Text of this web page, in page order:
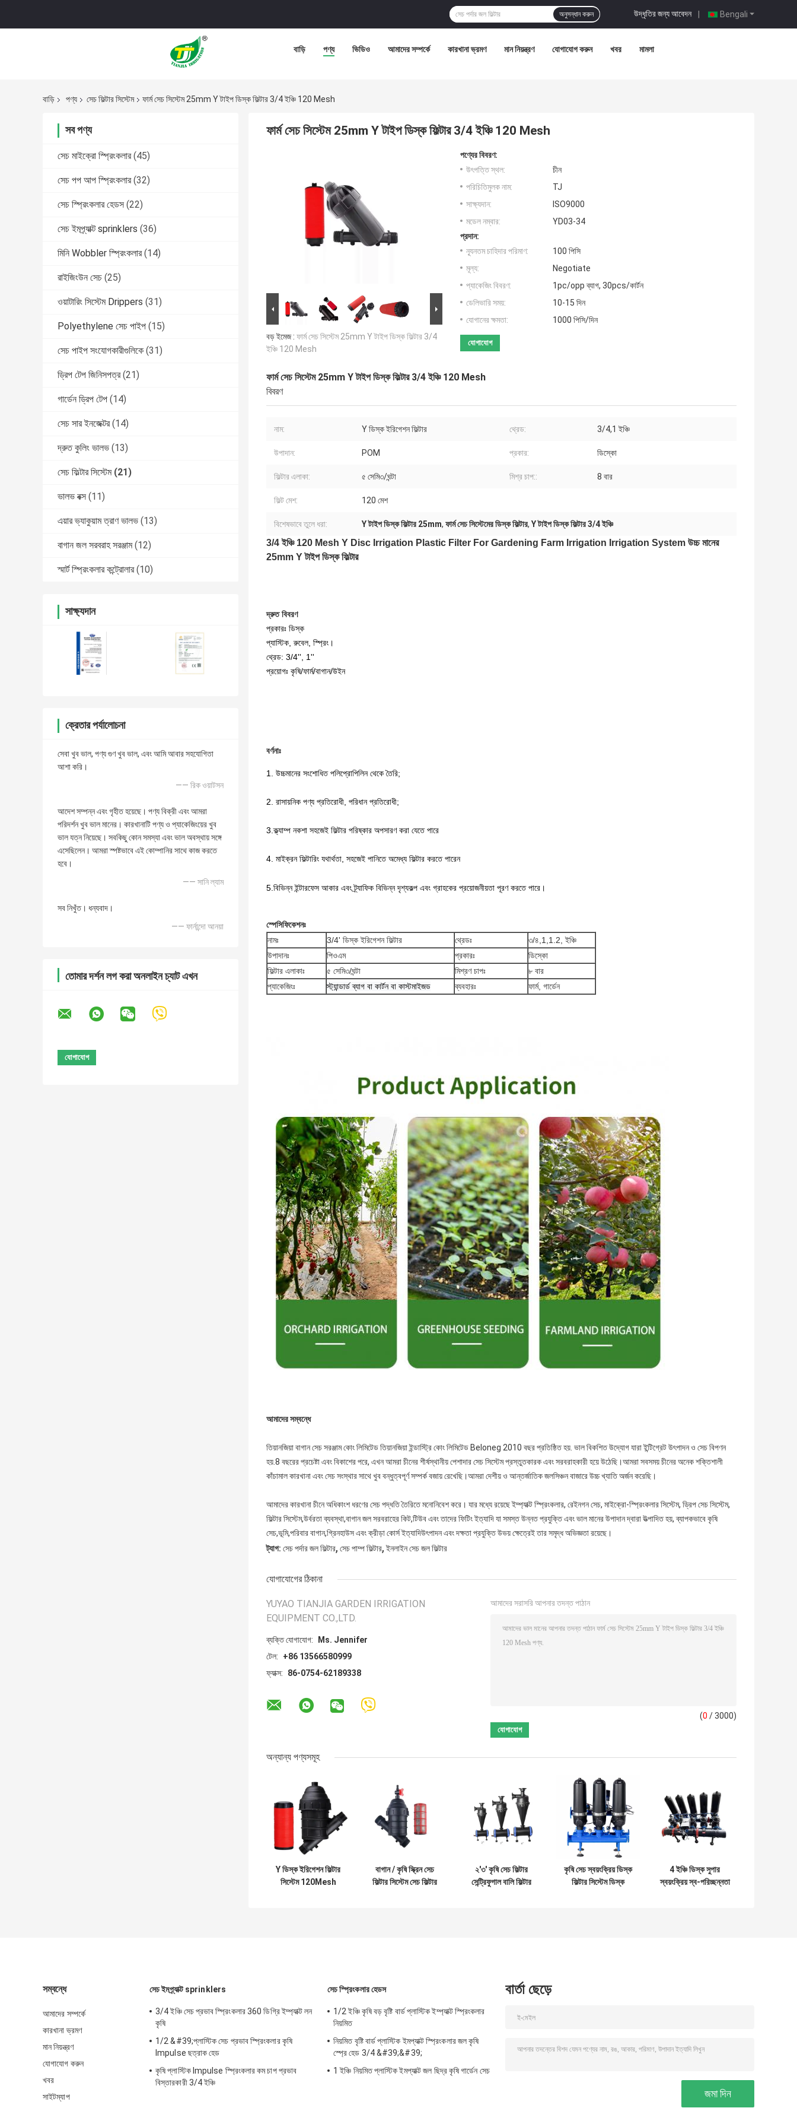
Bengali
উদ্ধৃতির জন্য আবেদন |
অনুসন্ধান করুন
বাড়ি পণ্য ভিডিও আমাদের সম্পর্কে কারখানা ভ্রমণ মান নিয়ন্ত্রণ যোগাযোগ করুন খবর মামলা
বাড়ি পণ্য সেচ ফিল্টার সিস্টেম ফার্ম সেচ সিস্টেম 25mm Y টাইপ ডিস্ক ফিল্টার 3/4 ইঞ্চি 120 Mesh
সব পণ্য
সেচ মাইক্রো স্প্রিংকলার (45)
সেচ পপ আপ স্প্রিংকলার (32)
সেচ স্প্রিংকলার হেডস (22)
সেচ ইমপ্র্যাক্ট sprinklers (36)
মিনি Wobbler স্প্রিংকলার (14)
রাইজিংউন সেচ (25)
ওয়াটারিং সিস্টেম Drippers (31)
Polyethylene সেচ পাইপ (15)
সেচ পাইপ সংযোগকারীগুলিকে (31)
ড্রিপ টেপ জিনিসপত্র (21)
গার্ডেন ড্রিপ টেপ (14)
সেচ সার ইনজেক্টর (14)
দ্রুত কুলিং ভালভ (13)
সেচ ফিল্টার সিস্টেম (21)
ভালভ বক্স (11)
এয়ার ভ্যাকুয়াম ত্রাণ ভালভ (13)
বাগান জল সরবরাহ সরঞ্জাম (12)
স্মার্ট স্প্রিংকলার কন্ট্রোলার (10)
সাক্ষ্যদান
ক্রেতার পর্যালোচনা
সেবা খুব ভাল, পণ্য গুণ খুব ভাল, এবং আমি আবার সহযোগিতা
আশা করি।
—— রিক ওয়াটসন
আদেশ সম্পন্ন এবং গৃহীত হয়েছে। পণ্য বিক্রী এবং আমরা
পরিদর্শন খুব ভাল মানের। কারখানাটি পণ্য ও প্যাকেজিংয়ের খুব
ভাল যত্ন নিয়েছে। সবকিছু কোন সমস্যা এবং ভাল অবস্থায় সঙ্গে
এসেছিলেন। আমরা স্পষ্টভাবে এই কোম্পানির সাথে কাজ করতে
হবে।
—— সানি ল্যাম
সব নিখুঁত। ধন্যবাদ।
—— ফার্নান্দো আনয়া
তোমার দর্শন লগ করা অনলাইন চ্যাট এখন
ফার্ম সেচ সিস্টেম 25mm Y টাইপ ডিস্ক ফিল্টার 3/4 ইঞ্চি 120 Mesh
বড় ইমেজ : ফার্ম সেচ সিস্টেম 25mm Y টাইপ ডিস্ক ফিল্টার 3/4
ইঞ্চি 120 Mesh
পণ্যের বিবরণ:
উৎপত্তি স্থল:
চীন
পরিচিতিমুলক নাম:
TJ
সাক্ষ্যদান:
ISO9000
মডেল নম্বার:
YD03-34
প্রদান:
ন্যূনতম চাহিদার পরিমাণ:
100 পিসি
মূল্য:
Negotiate
প্যাকেজিং বিবরণ:
1pc/opp ব্যাগ, 30pcs/কার্টন
ডেলিভারি সময়:
10-15 দিন
যোগানের ক্ষমতা:
1000 পিসি/দিন
যোগাযোগ
ফার্ম সেচ সিস্টেম 25mm Y টাইপ ডিস্ক ফিল্টার 3/4 ইঞ্চি 120 Mesh
বিবরণ
নাম: Y ডিস্ক ইরিগেশন ফিল্টার থ্রেড: 3/4,1 ইঞ্চি
উপাদান: POM প্রকার: ডিস্কো
ফিল্টার এলাকা: ৫ সেমি৩/ঘন্টা মিশ্র চাপ:: 8 বার
ফিল্ট মেশ: 120 মেশ
বিশেষভাবে তুলে ধরা: Y টাইপ ডিস্ক ফিল্টার 25mm, ফার্ম সেচ সিস্টেমের ডিস্ক ফিল্টার, Y টাইপ ডিস্ক ফিল্টার 3/4 ইঞ্চি
3/4 ইঞ্চি 120 Mesh Y Disc Irrigation Plastic Filter For Gardening Farm Irrigation Irrigation System উচ্চ মানের
25mm Y টাইপ ডিস্ক ফিল্টার
দ্রুত বিবরণ
প্রকারঃ ডিস্ক
প্যাস্টিক, রুবেল, স্প্রিং।
থ্রেড: 3/4'', 1''
প্রয়োগঃ কৃষি/ফার্ম/বাগান/উইন
বর্ণনাঃ
1. উচ্চমানের সংশোধিত পলিপ্রোপিলিন থেকে তৈরি;
2. রাসায়নিক পণ্য প্রতিরোধী, পরিধান প্রতিরোধী;
3.ক্ল্যাম্প নকশা সহজেই ফিল্টার পরিষ্কার অপসারণ করা যেতে পারে
4. মাইক্রন ফিল্টারিং যথার্থতা, সহজেই পানিতে অমেধ্য ফিল্টার করতে পারেন
5.বিভিন্ন ইন্টারফেস আকার এবং ট্র্যাফিক বিভিন্ন দৃশ্যকল্প এবং গ্রাহকের প্রয়োজনীয়তা পূরণ করতে পারে।
স্পেসিফিকেশনঃ
নামঃ
3/4' ডিস্ক ইরিগেশন ফিল্টার থ্রেডঃ
৩/৪,1,1.2, ইঞ্চি
উপাদানঃ
পিওএম প্রকারঃ
ডিস্কো
ফিল্টার এলাকাঃ
৫ সেমি৩/ঘন্টা মিশ্রণ চাপঃ
৮ বার
প্যাকেজিংঃ
স্ট্যান্ডার্ড ব্যাগ বা কার্টন বা কাস্টমাইজড ব্যবহারঃ ফার্ম, গার্ডেন
আমাদের সম্বন্ধে
তিয়ানজিয়া বাগান সেচ সরঞ্জাম কোং লিমিটেড তিয়ানজিয়া ইন্ডাস্ট্রি কোং লিমিটেড Beloneg 2010 বছর প্রতিষ্ঠিত হয়. ভাল বিকশিত উদ্যোগ যারা ইন্টিগ্রেট উৎপাদন ও সেচ বিপণন
হয়.8 বছরের প্রচেষ্টা এবং বিকাশের পরে, এখন আমরা চীনের শীর্ষস্থানীয় পেশাদার সেচ সিস্টেম প্রস্তুতকারক এবং সরবরাহকারী হয়ে উঠেছি।আমরা সবসময় চীনের অনেক শক্তিশালী
কাঁচামাল কারখানা এবং সেচ সংস্থার সাথে খুব বন্ধুত্বপূর্ণ সম্পর্ক বজায় রেখেছি।আমরা দেশীয় ও আন্তর্জাতিক জলসিঞ্চন বাজারে উচ্চ খ্যাতি অর্জন করেছি।
আমাদের কারখানা চীনে অধিকাংশ ধরণের সেচ পদ্ধতি তৈরিতে মনোনিবেশ করে। যার মধ্যে রয়েছে ইম্প্যাক্ট স্প্রিংকলার, রেইনগন সেচ, মাইক্রো-স্প্রিংকলার সিস্টেম, ড্রিপ সেচ সিস্টেম,
ফিল্টার সিস্টেম,উর্বরতা ব্যবস্থা,বাগান জল সরবরাহের কিট,টিউব এবং তাদের ফিটিং ইত্যাদি যা সমস্ত উন্নত প্রযুক্তি এবং ভাল মানের উপাদান দ্বারা উত্পাদিত হয়, ব্যাপকভাবে কৃষি
সেচ,ভূমি,পরিবার বাগান,গ্রিনহাউস এবং ক্রীড়া কোর্স ইত্যাদিউৎপাদন এবং দক্ষতা প্রযুক্তি উভয় ক্ষেত্রেই তার সমৃদ্ধ অভিজ্ঞতা রয়েছে।
ট্যাগ: সেচ পর্দার জল ফিল্টার, সেচ পাম্প ফিল্টার, ইনলাইন সেচ জল ফিল্টার
যোগাযোগের ঠিকানা
YUYAO TIANJIA GARDEN IRRIGATION
EQUIPMENT CO.,LTD.
ব্যক্তি যোগাযোগ:
Ms. Jennifer
টেল:
+86 13566580999
ফ্যাক্স:
86-0754-62189338
আমাদের সরাসরি আপনার তদন্ত পাঠান
(0 / 3000)
অন্যান্য পণ্যসমূহ
Y ডিস্ক ইরিগেশন ফিল্টার
সিস্টেম 120Mesh
বাগান / কৃষি স্ক্রিন সেচ
ফিল্টার সিস্টেম সেচ ফিল্টার
২'৩' কৃষি সেচ ফিল্টার
সেন্ট্রিফুগাল বালি ফিল্টার
কৃষি সেচ স্বয়ংক্রিয় ডিস্ক
ফিল্টার সিস্টেম ডিস্ক
4 ইঞ্চি ডিস্ক সুপার
স্বয়ংক্রিয় স্ব-পরিচ্ছন্নতা
সম্বন্ধে
আমাদের সম্পর্কে
কারখানা ভ্রমণ
মান নিয়ন্ত্রণ
যোগাযোগ করুন
খবর
সাইটম্যাপ
সেচ ইমপ্র্যাক্ট sprinklers
3/4 ইঞ্চি সেচ প্রভাব স্প্রিংকলার 360 ডিগ্রি ইম্প্যাক্ট লন
কৃষি
1/2 &#39;প্লাস্টিক সেচ প্রভাব স্প্রিংকলার কৃষি
Impulse ছত্রাক হেড
কৃষি প্লাস্টিক Impulse স্প্রিংকলার কম চাপ প্রভাব
বিস্তারকারী 3/4 ইঞ্চি
সেচ স্প্রিংকলার হেডস
1/2 ইঞ্চি কৃষি বড় বৃষ্টি বার্ড প্লাস্টিক ইম্প্যাক্ট স্প্রিংকলার
নিয়মিত
নিয়মিত বৃষ্টি বার্ড প্লাস্টিক ইমপ্যাক্ট স্প্রিংকলার জল কৃষি
স্প্রে হেড 3/4 &#39;&#39;
1 ইঞ্চি নিয়মিত প্লাস্টিক ইমপ্যাক্ট জল ছিদ্র কৃষি গার্ডেন সেচ
বার্তা ছেড়ে